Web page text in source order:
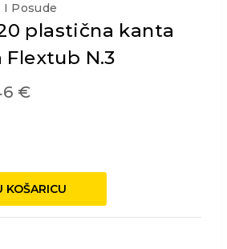
I Posude
plastična kanta
N.3
€
KOŠARICU